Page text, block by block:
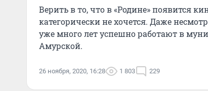
Верить в то, что в «Родине» появится
категорически не хочется. Даже
уже много лет успешно работают в
Амурской.
26 ноября, 2020, 16:28 1 803 229